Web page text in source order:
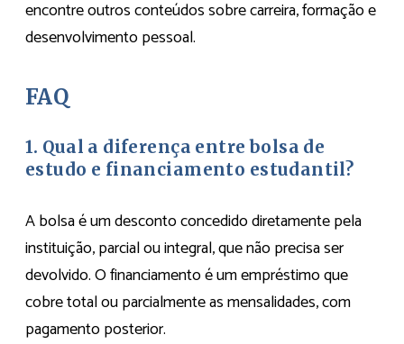
encontre outros conteúdos sobre carreira, formação e
desenvolvimento pessoal.
FAQ
1. Qual a diferença entre bolsa de
estudo e financiamento estudantil?
A bolsa é um desconto concedido diretamente pela
instituição, parcial ou integral, que não precisa ser
devolvido. O financiamento é um empréstimo que
cobre total ou parcialmente as mensalidades, com
pagamento posterior.